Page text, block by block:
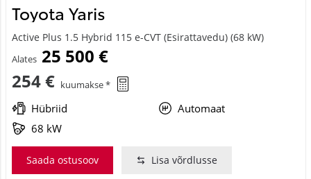
Toyota Yaris
Active Plus 1.5 Hybrid 115 e-CVT (Esirattavedu) (68 kW)
Alates 25 500 €
254 € kuumakse *
Hübriid
Automaat
68 kW
Saada ostusoov Lisa võrdlusse